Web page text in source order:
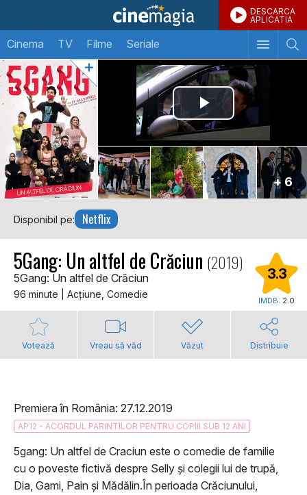
DESCARCA
APLICATIA
Cinema TV Filme Seriale
+ 6
Disponibil pe: Netflix
5Gang: Un altfel de Crăciun (2019)
5Gang: Un altfel de Crăciun
96 minute | Acţiune, Comedie
3.3
IMDB: 2.0
Votează Vreau să văd Văzut Distribuie
Premiera în România: 27.12.2019
AP12 - ACORDUL PARINTILOR PENTRU COPIII SUB 12 ANI
5gang: Un altfel de Craciun este o comedie de familie
cu o poveste fictivă despre Selly și colegii lui de trupă,
Dia, Gami, Pain și Mădălin.În perioada Crăciunului,